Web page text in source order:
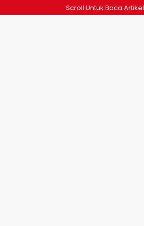
Scroll Untuk Baca Artikel